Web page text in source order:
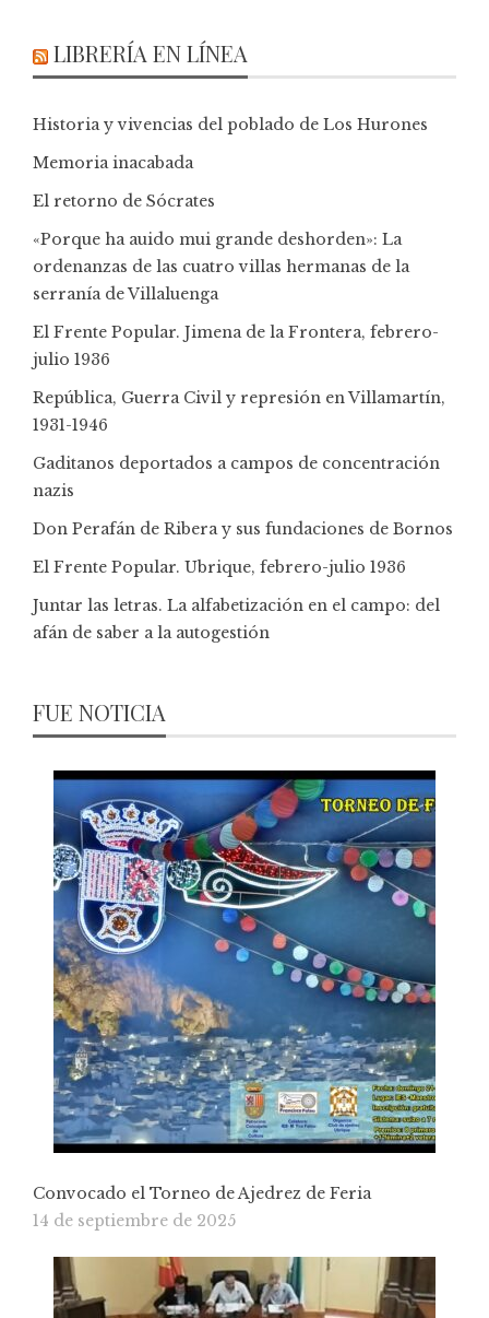
LIBRERÍA EN LÍNEA
Historia y vivencias del poblado de Los Hurones
Memoria inacabada
El retorno de Sócrates
«Porque ha auido mui grande deshorden»: La
ordenanzas de las cuatro villas hermanas de la
serranía de Villaluenga
El Frente Popular. Jimena de la Frontera, febrero-
julio 1936
República, Guerra Civil y represión en Villamartín,
1931-1946
Gaditanos deportados a campos de concentración
nazis
Don Perafán de Ribera y sus fundaciones de Bornos
El Frente Popular. Ubrique, febrero-julio 1936
Juntar las letras. La alfabetización en el campo: del
afán de saber a la autogestión
FUE NOTICIA
Convocado el Torneo de Ajedrez de Feria
14 de septiembre de 2025